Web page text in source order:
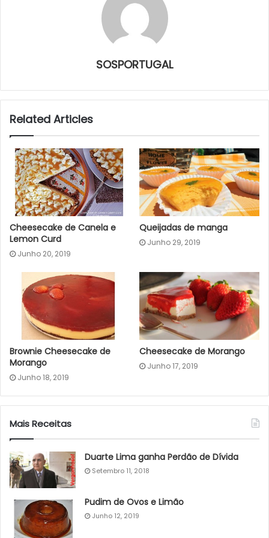
SOSPORTUGAL
Related Articles
Cheesecake de Canela e
Lemon Curd
Junho 20, 2019
Queijadas de manga
Junho 29, 2019
Brownie Cheesecake de
Morango
Junho 18, 2019
Cheesecake de Morango
Junho 17, 2019
Mais Receitas
Duarte Lima ganha Perdão de Dívida
Setembro 11, 2018
Pudim de Ovos e Limão
Junho 12, 2019